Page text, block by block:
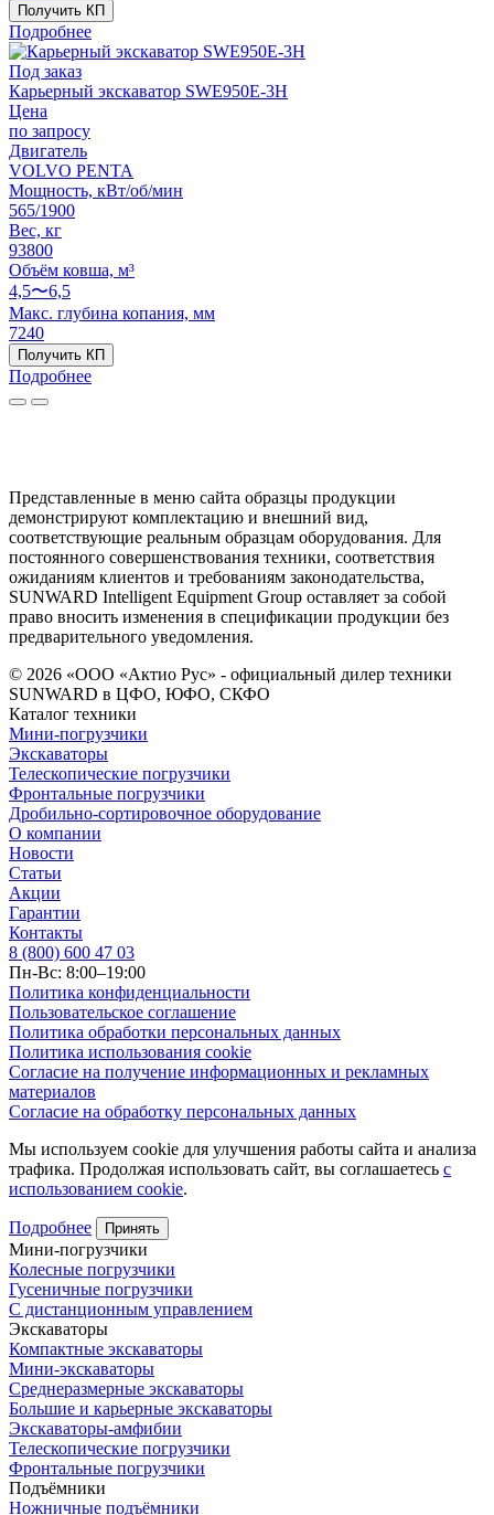
Получить КП
Подробнее
Под заказ
Карьерный экскаватор SWE950E-3H
Цена
по запросу
Двигатель
VOLVO PENTA
Мощность, кВт/об/мин
565/1900
Вес, кг
93800
Объём ковша, м³
4,5〜6,5
Макс. глубина копания, мм
7240
Получить КП
Подробнее
Представленные в меню сайта образцы продукции
демонстрируют комплектацию и внешний вид,
соответствующие реальным образцам оборудования. Для
постоянного совершенствования техники, соответствия
ожиданиям клиентов и требованиям законодательства,
SUNWARD Intelligent Equipment Group оставляет за собой
право вносить изменения в спецификации продукции без
предварительного уведомления.
© 2026 «ООО «Актио Рус» - официальный дилер техники
SUNWARD в ЦФО, ЮФО, СКФО
Каталог техники
Мини-погрузчики
Экскаваторы
Телескопические погрузчики
Фронтальные погрузчики
Дробильно-сортировочное оборудование
О компании
Новости
Статьи
Акции
Гарантии
Контакты
8 (800) 600 47 03
Пн-Вс: 8:00–19:00
Политика конфиденциальности
Пользовательское соглашение
Политика обработки персональных данных
Политика использования cookie
Согласие на получение информационных и рекламных
материалов
Согласие на обработку персональных данных
Мы используем cookie для улучшения работы сайта и анализа
трафика. Продолжая использовать сайт, вы соглашаетесь с
использованием cookie.
Подробнее Принять
Мини-погрузчики
Колесные погрузчики
Гусеничные погрузчики
С дистанционным управлением
Экскаваторы
Компактные экскаваторы
Мини-экскаваторы
Среднеразмерные экскаваторы
Большие и карьерные экскаваторы
Экскаваторы-амфибии
Телескопические погрузчики
Фронтальные погрузчики
Подъёмники
Ножничные подъёмники